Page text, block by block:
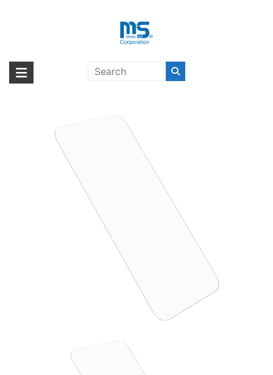
海外輸入ブランド商品｜株式会社
海外事業部が取り揃えている海外輸入商品には、日本では珍しい「海外ブ
ランド」をはじめ「ユニークな商品」「機能的な商品」「コストパフォー
Clear 〔オッターボックス〕